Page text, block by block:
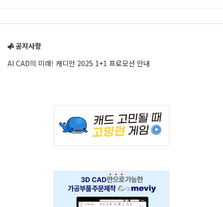
공지사항
AI CAD의 미래! 캐디안 2025 1+1 프로모션 안내